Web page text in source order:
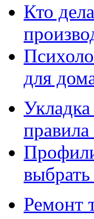
Кто
для
правила
Ремонт